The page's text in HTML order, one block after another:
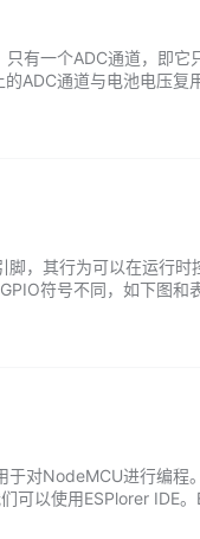
有一个ADC通道，即
通道与电池电压复
，其行为可以在运行
符号不同，如下图和
对NodeMCU进行编程
以使用ESPlorer IDE